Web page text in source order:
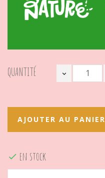
QUANTITÉ
AJOUTER AU PANIER
 en stock